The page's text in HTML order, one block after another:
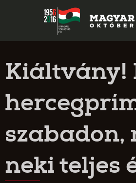
Kiáltvány!
neki teljes